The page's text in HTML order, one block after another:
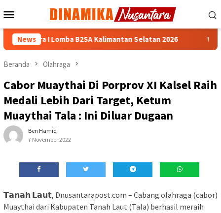
ke
Mobile
News
Juara I Lomba B2SA Kalimantan Selatan 2026 Wali
Beranda Olahraga
Cabor Muaythai Di Porprov XI Kalsel Raih
Medali Lebih Dari Target, Ketum
Muaythai Tala : Ini Diluar Dugaan
Ben Hamid
7 November 2022
𝗧𝗮𝗻𝗮𝗵 𝗟𝗮𝘂𝘁, Dnusantarapost.com – Cabang olahraga (cabor)
Muaythai dari Kabupaten Tanah Laut (Tala) berhasil meraih